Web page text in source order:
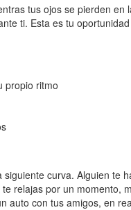
tus ojos se pierden
ti. Esta es tu
propio ritmo
curva. Alguien te
relajas por un momento,
auto con tus amigos, en